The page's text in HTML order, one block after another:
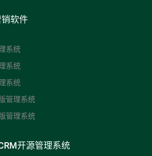
软件
系统
系统
系统
管理系统
管理系统
开源管理系统